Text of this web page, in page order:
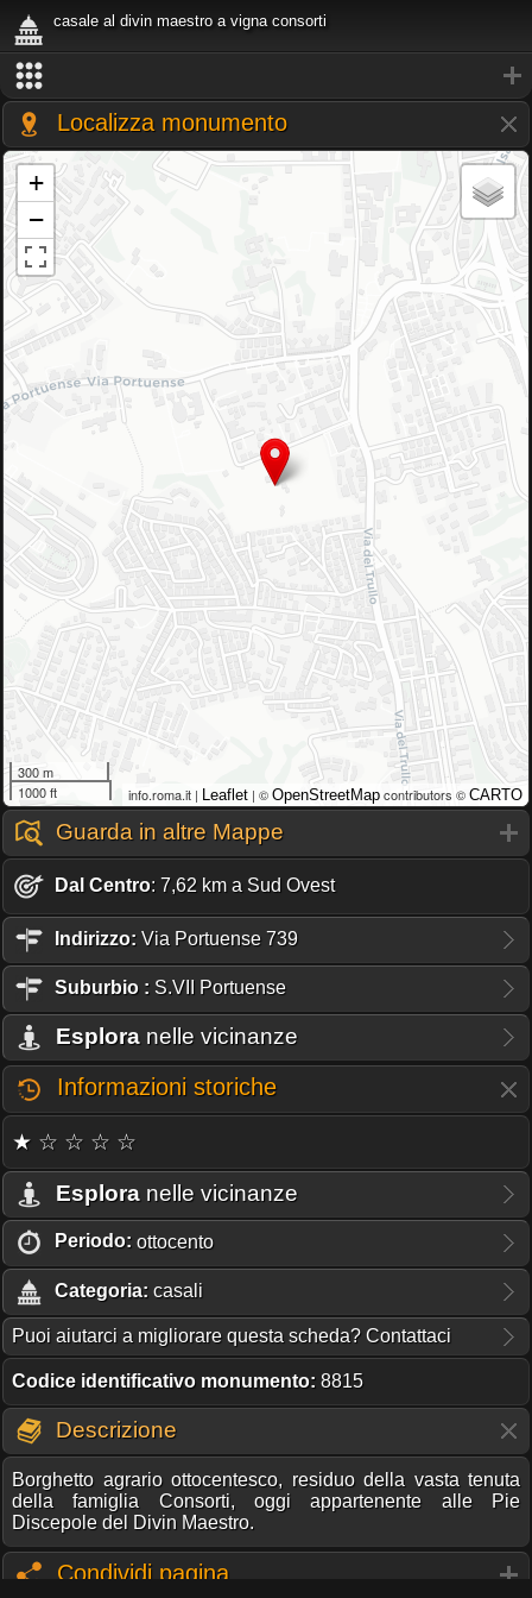
casale al divin maestro a vigna consorti
Localizza monumento
+
−
300 m
1000 ft
info.roma.it | Leaflet | © OpenStreetMap contributors © CARTO
Guarda in altre Mappe
Dal Centro: 7,62 km a Sud Ovest
Indirizzo: Via Portuense 739
Suburbio : S.VII Portuense
Esplora nelle vicinanze
Informazioni storiche
★ ☆ ☆ ☆ ☆
Esplora nelle vicinanze
Periodo: ottocento
Categoria: casali
Puoi aiutarci a migliorare questa scheda? Contattaci
Codice identificativo monumento: 8815
Descrizione
Borghetto agrario ottocentesco, residuo della vasta tenuta
della famiglia Consorti, oggi appartenente alle Pie
Discepole del Divin Maestro.
Condividi pagina